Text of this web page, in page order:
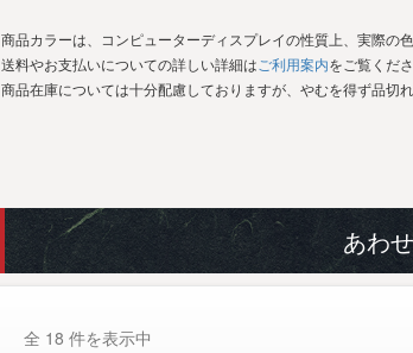
▶商品カラーは、コンピューターディスプレイの性質上、実際の
▶送料やお支払いについての詳しい詳細は ご利用案内をご覧くださ
▶商品在庫については十分配慮しておりますが、やむを得ず品切
あわ
全 18 件を表示中